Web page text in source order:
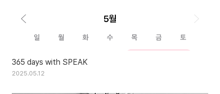
365 days with SPEAK
2025.05.12